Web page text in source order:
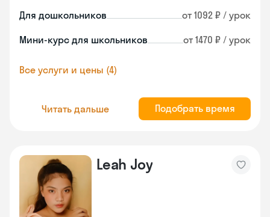
Для дошкольников от 1092 ₽ / урок
Мини-курс для школьников от 1470 ₽ / урок
Все услуги и цены (4)
Читать дальше Подобрать время
Leah Joy